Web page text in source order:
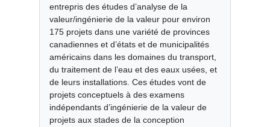
entrepris des études d’analyse de la
valeur/ingénierie de la valeur pour environ
175 projets dans une variété de provinces
canadiennes et d’états et de municipalités
américains dans les domaines du transport,
du traitement de l’eau et des eaux usées, et
de leurs installations. Ces études vont de
projets conceptuels à des examens
indépendants d’ingénierie de la valeur de
projets aux stades de la conception